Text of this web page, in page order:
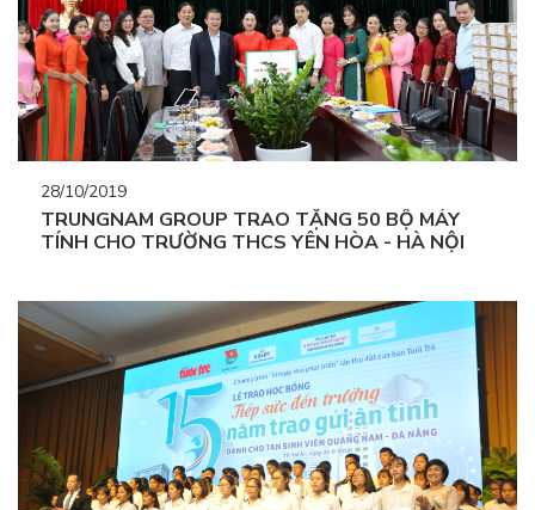
28/10/2019
TRUNGNAM GROUP TRAO TẶNG 50 BỘ MÁY
TÍNH CHO TRƯỜNG THCS YÊN HÒA - HÀ NỘI